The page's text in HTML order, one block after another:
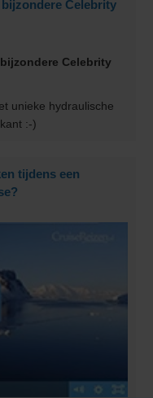
Celebrity
unieke hydraulische
:-)
tijdens een